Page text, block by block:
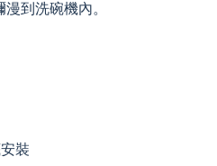
到洗碗機內。
裝